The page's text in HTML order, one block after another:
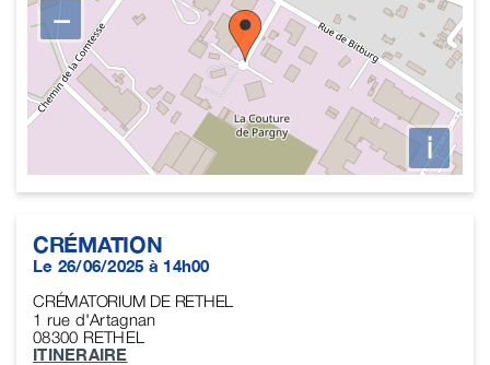
−
i
CRÉMATION
Le 26/06/2025 à 14h00
CRÉMATORIUM DE RETHEL
1 rue d'Artagnan
08300 RETHEL
ITINERAIRE